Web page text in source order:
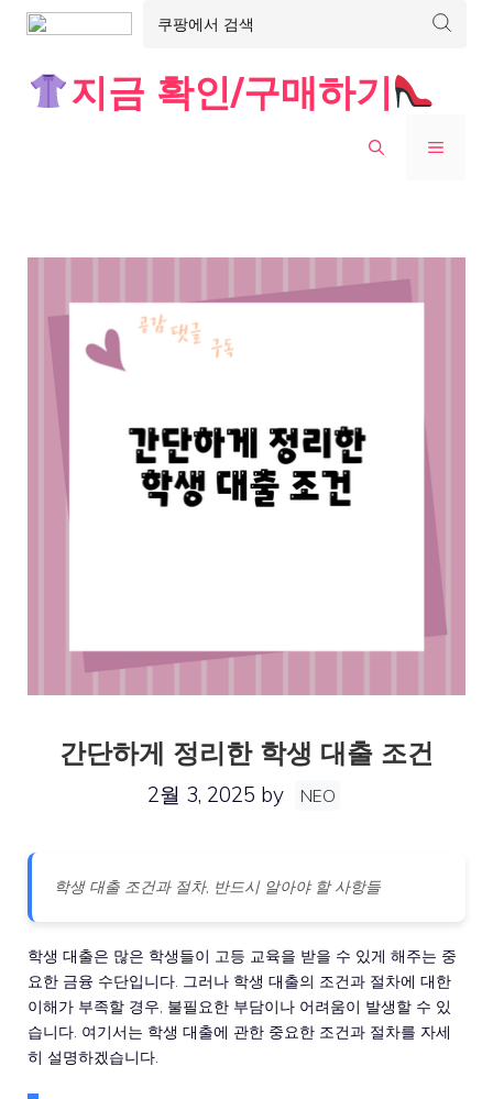
지금 확인/구매하기
MENU
간단하게 정리한 학생 대출 조건
2월 3, 2025 by NEO
학생 대출 조건과 절차, 반드시 알아야 할 사항들
학생 대출은 많은 학생들이 고등 교육을 받을 수 있게 해주는 중
요한 금융 수단입니다. 그러나 학생 대출의 조건과 절차에 대한
이해가 부족할 경우, 불필요한 부담이나 어려움이 발생할 수 있
습니다. 여기서는 학생 대출에 관한 중요한 조건과 절차를 자세
히 설명하겠습니다.